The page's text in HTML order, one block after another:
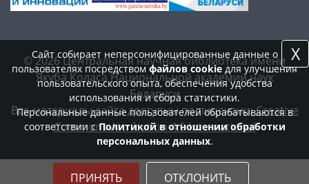
© 2026 Центральная научная библиотека имени
Якуба Коласа Национальной академии наук
Беларуси
Все материалы сайта доступны по лицензии:Creative
Commons Attribution 4.0 International
Сайт собирает неперсонифицированные данные о
пользователях посредствомфайлов cookieдля улучшения
пользовательского опыта, обеспечения удобства
использования и сбора статистики.
Персональные данные пользователей обрабатываются в
соответствии сПолитикой в отношении обработки
персональных данных.
ПРИНЯТЬ ОТКЛОНИТЬ
X